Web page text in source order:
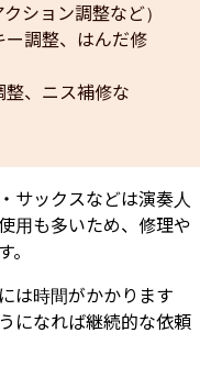
調整、はんだ修
、ニス補修な
サックスなどは演奏人
用も多いため、修理や
は時間がかかります
になれば継続的な依頼